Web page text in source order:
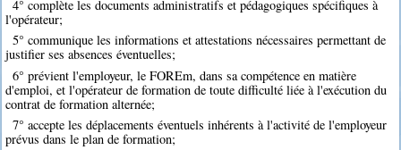
4° complète les documents administratifs et pédagogiques spécifiques à
l'opérateur;
5° communique les informations et attestations nécessaires permettant de
justifier ses absences éventuelles;
6° prévient l'employeur, le FOREm, dans sa compétence en matière
d'emploi, et l'opérateur de formation de toute difficulté liée à l'exécution du
contrat de formation alternée;
7° accepte les déplacements éventuels inhérents à l'activité de l'employeur
prévus dans le plan de formation;